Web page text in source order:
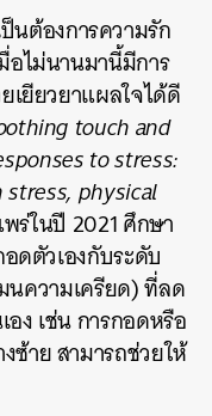
นต้องการความรัก
ไม่นานมานี้มีการ
เยียวยาแผลใจได้ดี
touch and
to stress:
physical
ร่ในปี 2021 ศึกษา
ดตัวเองกับระดับ
นความเครียด) ที่ลด
ง เช่น การกอดหรือ
ซ้าย สามารถช่วยให้